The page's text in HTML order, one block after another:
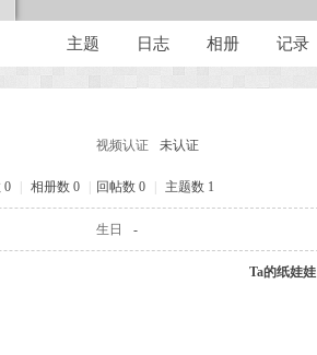
主题 日志 相册 记录
视频认证 未认证
0 相册数 0 回帖数 0 主题数 1
生日 -
Ta的纸娃娃